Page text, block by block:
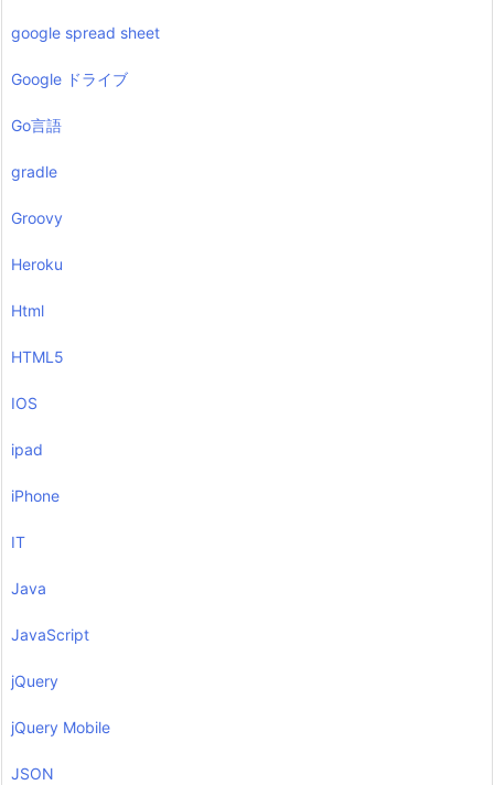
google spread sheet
Google ドライブ
Go言語
gradle
Groovy
Heroku
Html
HTML5
IOS
ipad
iPhone
IT
Java
JavaScript
jQuery
jQuery Mobile
JSON